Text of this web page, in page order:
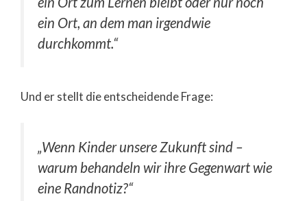
ein Ort, an dem man irgendwie
durchkommt.“
Und er stellt die entscheidende Frage:
„Wenn Kinder unsere Zukunft sind –
warum behandeln wir ihre Gegenwart wie
eine Randnotiz?“